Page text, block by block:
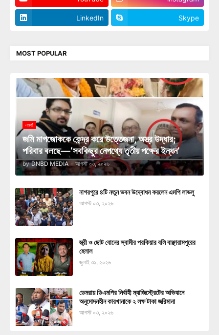
LinkedIn Skype
MOST POPULAR
নওগাঁ
জমি মাপজোককে কেন্দ্র করে উত্তেজনা, অস্ত্র উদ্ধার;
পরিবার বলছে—‘সবকিছুর নেপথ্যে তৃতীয় পক্ষের ইন্ধন’
by DNBD MEDIA - আগস্ট ০৩, ২০২৬
নাগরপুরে ৪টি নতুন ভবন উদ্বোধন করলেন এমপি লাভলু
আগস্ট ০৩, ২০২৬
স্ত্রী ও ছোট বোনের স্বামীর পরকিয়ার বলি বাঞ্ছারামপুরের
হেলাল
জুলাই ৩১, ২০২৬
ডেমরায় ডিএমপির নির্বাহী ম্যাজিস্ট্রেটের অভিযানে
অনুমোদনহীন কারখানাকে ২ লক্ষ টাকা জরিমানা
আগস্ট ০৩, ২০২৬